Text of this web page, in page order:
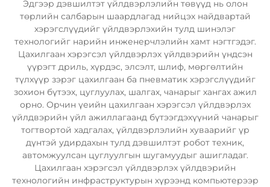
Эдгээр дэвшилтэт үйлдвэрлэлийн төвүүд нь олон
төрлийн салбарын шаардлагад нийцэх найдвартай
хэрэгслүүдийг үйлдвэрлэхийн тулд шинэлэг
технологийг нарийн инженерчлэлийн хамт нэгтгэдэг.
Цахилгаан хэрэгсэл үйлдвэрлэх үйлдвэрийн үндсэн
үүрэгт дриль, хүрдэс, элсэлт, шлиф, мөргөлтийн
түлхүүр зэрэг цахилгаан ба пневматик хэрэгслүүдийг
зохион бүтээх, цуглуулах, шалгах, чанарыг хангах ажил
орно. Орчин үеийн цахилгаан хэрэгсэл үйлдвэрлэх
үйлдвэрийн үйл ажиллагаанд бүтээгдэхүүний чанарыг
тогтвортой хадгалах, үйлдвэрлэлийн хуваарийг үр
дүнтэй удирдахын тулд дэвшилтэт робот техник,
автомжуулсан цуглуулгын шугамуудыг ашигладаг.
Цахилгаан хэрэгсэл үйлдвэрлэх үйлдвэрийн
технологийн инфраструктурын хүрээнд компьютерээр